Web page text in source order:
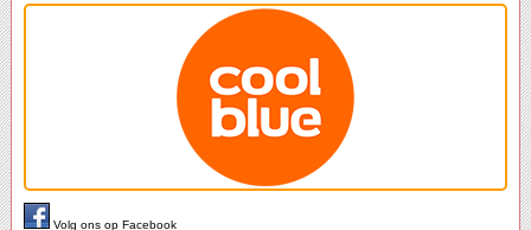
Volg ons op Facebook